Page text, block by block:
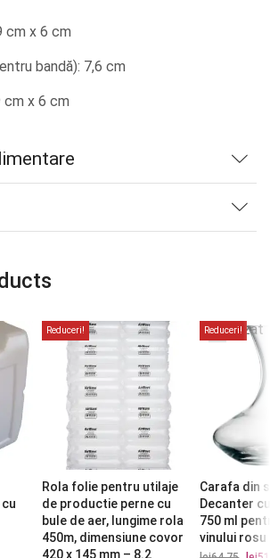
cm x 6 cm
bandă): 7,6 cm
cm x 6 cm
Reduceri!
Rola folie pentru utilaje
de productie perne cu
bule de aer, lungime rola
450m, dimensiune covor
420 x 145 mm – 8.2
Reduceri!
epuizat
Carafa din
Decanter
750 ml
vinului rosu